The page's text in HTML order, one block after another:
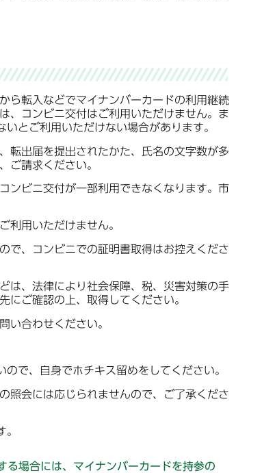
ら転入などでマイナンバーカードの利用継続
、コンビニ交付はご利用いただけません。ま
とご利用いただけない場合があります。
転出届を提出されたかた、氏名の文字数が多
ご請求ください。
ンビニ交付が一部利用できなくなります。市
利用いただけません。
で、コンビニでの証明書取得はお控えくださ
は、法律により社会保障、税、災害対策の手
にご確認の上、取得してください。
い合わせください。
で、自身でホチキス留めをしてください。
照会には応じられませんので、ご了承くださ
る場合には、マイナンバーカードを持参の